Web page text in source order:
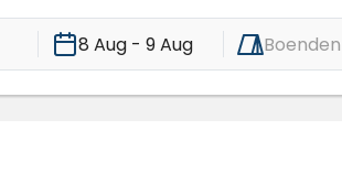
8 Aug - 9 Aug Boenden